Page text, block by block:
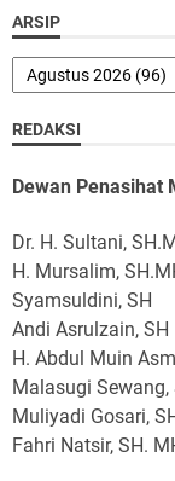
ARSIP
REDAKSI
Dewan Penasihat
Dr. H. Sultani,
H. Mursalim,
Syamsuldini, SH
Andi Asrulzain, SH
H. Abdul Muin
Malasugi Sewang,
Muliyadi Gosari,
Fahri Natsir, SH.